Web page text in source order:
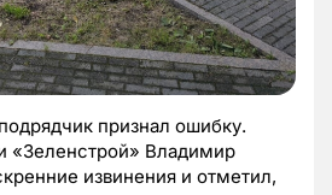
признал ошибку.
«Зеленстрой» Владимир
извинения и отметил,